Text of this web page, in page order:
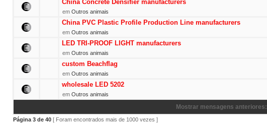
China Concrete Densifier manufacturers
em Outros animais
China PVC Plastic Profile Production Line manufacturers
em Outros animais
LED TRI-PROOF LIGHT manufacturers
em Outros animais
custom Beachflag
em Outros animais
wholesale LED 5202
em Outros animais
Mostrar mensagens anteriores:
Página 3 de 40 [ Foram encontrados mais de 1000 vezes ]